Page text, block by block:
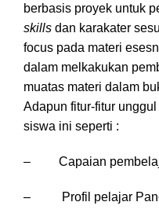
berbasis proyek untuk
skills dan karakater
focus pada materi
dalam melkakukan
muatas materi dalam
Adapun fitur-fitur
siswa ini seperti :
– Capaian
– Profil pelajar